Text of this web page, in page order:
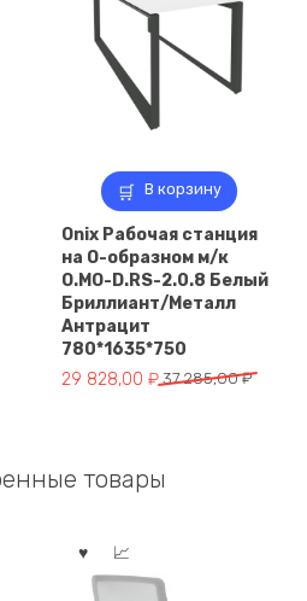
В корзину
Onix Рабочая станция
на О-образном м/к
O.MO-D.RS-2.0.8 Белый
Бриллиант/Металл
Антрацит
780*1635*750
37 285,00₽
Первоначальная
285,00 ₽.
29 828,00 ₽
Текущая
товары